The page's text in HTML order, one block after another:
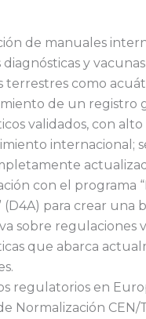
de manuales
y
terrestres como
de un registro
validados, con
internacional;
con el programa
(D4A) para crear una
sobre regulaciones
que abarca
regulatorios en
Normalización CEN/